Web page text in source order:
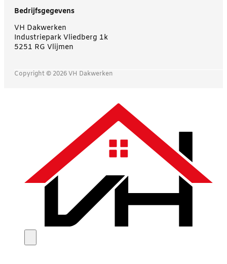
Bedrijfsgegevens
VH Dakwerken
Industriepark Vliedberg 1k
5251 RG Vlijmen
Copyright © 2026 VH Dakwerken